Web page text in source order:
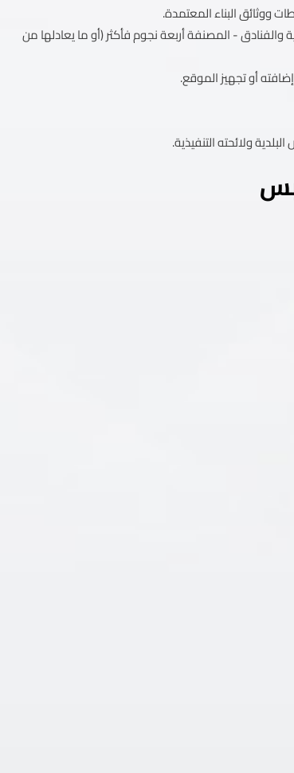
البناء المعتمدة.
- المصنفة أربعة نجوم فأكثر (أو ما يعادلها من
أو تجهيز الموقع.
ولائحته التنفيذية.